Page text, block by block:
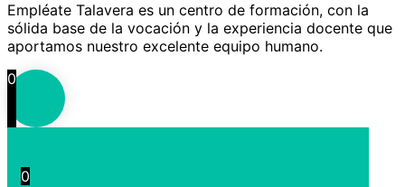
Empléate Talavera es un centro de formación, con la
sólida base de la vocación y la experiencia docente que
aportamos nuestro excelente equipo humano.
0
0